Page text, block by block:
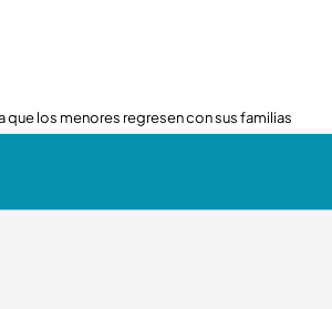
los menores regresen con sus familias